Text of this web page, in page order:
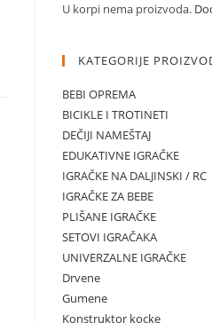
U korpi nema proizvoda.
KATEGORIJE
BEBI OPREMA
BICIKLE I TROTINETI
DEČIJI NAMEŠTAJ
EDUKATIVNE IGRAČKE
IGRAČKE NA DALJINSKI / RC
IGRAČKE ZA BEBE
PLIŠANE IGRAČKE
SETOVI IGRAČAKA
UNIVERZALNE IGRAČKE
Drvene
Gumene
Konstruktor kocke